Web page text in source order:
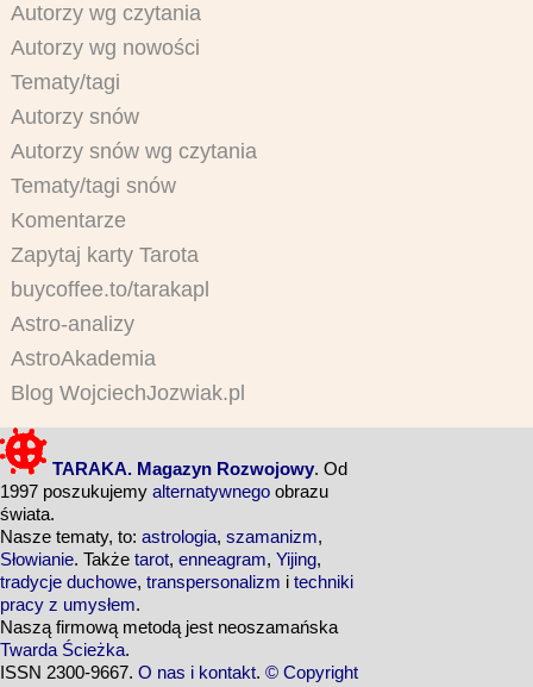
Autorzy wg czytania
Autorzy wg nowości
Tematy/tagi
Autorzy snów
Autorzy snów wg czytania
Tematy/tagi snów
Komentarze
Zapytaj karty Tarota
buycoffee.to/tarakapl
Astro-analizy
AstroAkademia
Blog WojciechJozwiak.pl
TARAKA. Magazyn Rozwojowy. Od
1997 poszukujemy alternatywnego obrazu
świata.
Nasze tematy, to: astrologia, szamanizm,
Słowianie. Także tarot, enneagram, Yijing,
tradycje duchowe, transpersonalizm i techniki
pracy z umysłem.
Naszą firmową metodą jest neoszamańska
Twarda Ścieżka.
ISSN 2300-9667. O nas i kontakt. © Copyright